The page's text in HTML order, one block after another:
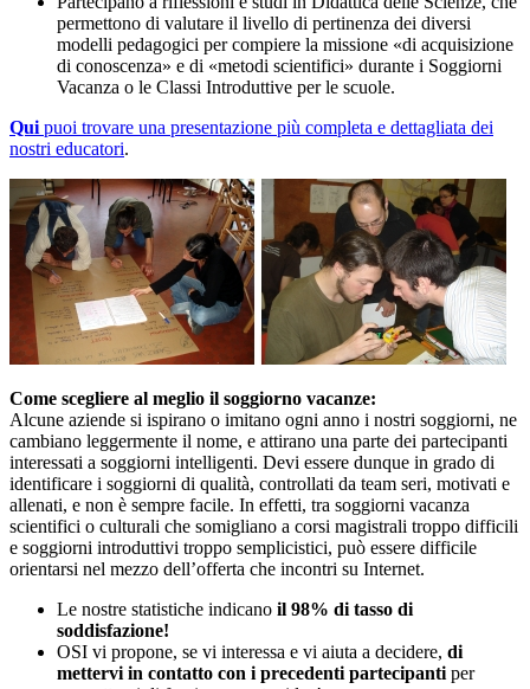
permettono di valutare il livello di pertinenza dei diversi
modelli pedagogici per compiere la missione «di acquisizione
di conoscenza» e di «metodi scientifici» durante i Soggiorni
Vacanza o le Classi Introduttive per le scuole.
Qui puoi trovare una presentazione più completa e dettagliata dei
nostri educatori.
Come scegliere al meglio il soggiorno vacanze:
Alcune aziende si ispirano o imitano ogni anno i nostri soggiorni, ne
cambiano leggermente il nome, e attirano una parte dei partecipanti
interessati a soggiorni intelligenti. Devi essere dunque in grado di
identificare i soggiorni di qualità, controllati da team seri, motivati e
allenati, e non è sempre facile. In effetti, tra soggiorni vacanza
scientifici o culturali che somigliano a corsi magistrali troppo difficili
e soggiorni introduttivi troppo semplicistici, può essere difficile
orientarsi nel mezzo dell’offerta che incontri su Internet.
Le nostre statistiche indicano il 98% di tasso di
soddisfazione!
OSI vi propone, se vi interessa e vi aiuta a decidere, di
mettervi in contatto con i precedenti partecipanti per